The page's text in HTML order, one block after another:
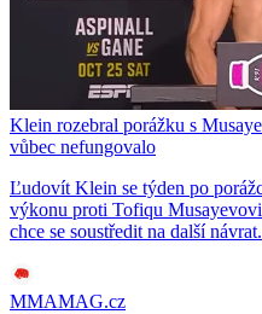
Klein rozebral porážku s
vůbec nefungovalo
Ľudovít Klein se týden po
výkonu proti Tofiqu
chce se soustředit na další návrat.
MMAMAG.cz